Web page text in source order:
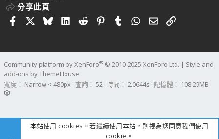
分享此頁
FacebookBlueskyLinkedIn
RedditPinterestTumblrWhatsApp
電子郵件
連結
Community platform by XenForo® © 2010-2025 XenForo Ltd. | Style and
add-ons by ThemeHouse
寬度
查詢 52 時間 2.0644s 記憶體 108.29MB
本站使用 cookies。若繼續使用本站，則視為您同意我們使用
cookie。